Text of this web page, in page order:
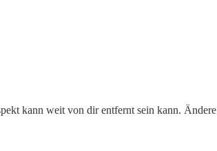
kann weit von dir entfernt sein kann. Ändere